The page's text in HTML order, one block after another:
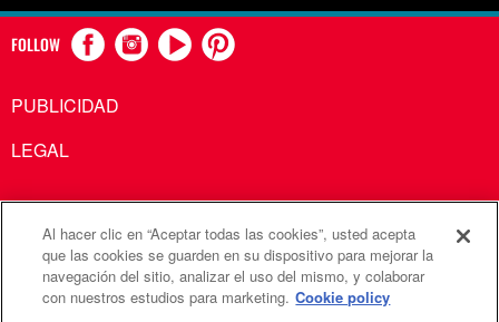
FOLLOW
PUBLICIDAD
LEGAL
Comunicaciones Metodistas Unidas es una agencia de la
Iglesia Metodista Unida
©2026Comunicaciones Metodistas Unidas. Reservados
Al hacer clic en “Aceptar todas las cookies”, usted acepta
que las cookies se guarden en su dispositivo para mejorar la
navegación del sitio, analizar el uso del mismo, y colaborar
con nuestros estudios para marketing. Cookie policy